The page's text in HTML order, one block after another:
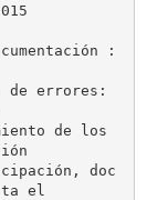
:
de errores:
de los
doc
el